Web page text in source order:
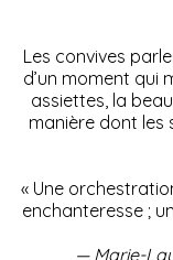
Les convives
d’un moment qui
assiettes, la
manière dont les
« Une
enchanteresse ;
— Marie-